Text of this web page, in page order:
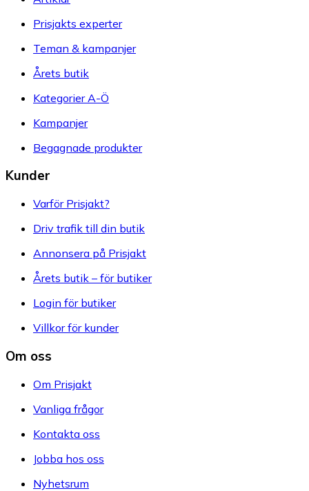
Prisjakts experter
Teman & kampanjer
Årets butik
Kategorier A-Ö
Kampanjer
Begagnade produkter
Kunder
Varför Prisjakt?
Driv trafik till din butik
Annonsera på Prisjakt
Årets butik – för butiker
Login för butiker
Villkor för kunder
Om oss
Om Prisjakt
Vanliga frågor
Kontakta oss
Jobba hos oss
Nyhetsrum